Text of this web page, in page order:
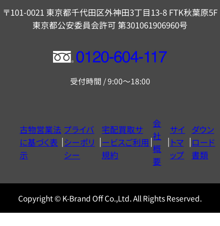
〒101-0021 東京都千代田区外神田3丁目13-8 FTK秋葉原5F
東京都公安委員会許可 第301061906960号
フ
ー
ヤ
ル
0120604117
受付時間 / 9:00～18:00
古物営業法
に基づく表
示
プライバ
シーポリ
シー
宅配買取サ
ービスご利用
規約
会
社
概
要
サイ
トマ
ップ
ダウン
ロード
書類
Copyright © K-Brand Off Co.,Ltd. All Rights Reserved.